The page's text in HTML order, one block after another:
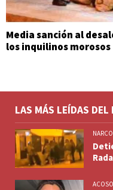
Media sanción al
los inquilinos morosos
LAS MÁS LEÍDAS DEL